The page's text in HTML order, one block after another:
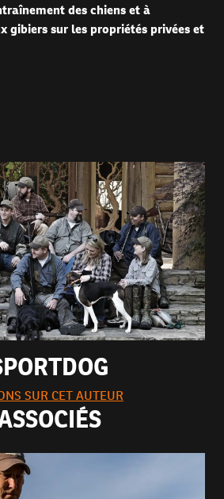
des chiens et à
gibiers sur les propriétés privées et
SUR CET AUTEUR